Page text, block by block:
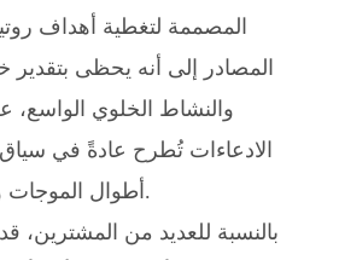
المصممة لتغطية أهداف
المصادر إلى أنه يحظى بتقدير
والنشاط الخلوي
الادعاءات تُطرح عادةً في
أطوال الموجات وليس كقاعدة مطلقة.